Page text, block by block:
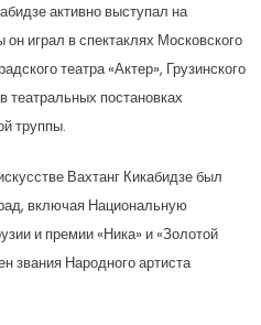
активно выступал на
играл в спектаклях Московского
театра «Актер», Грузинского
театральных постановках
труппы.
Вахтанг Кикабидзе был
включая Национальную
и премии «Ника» и «Золотой
звания Народного артиста